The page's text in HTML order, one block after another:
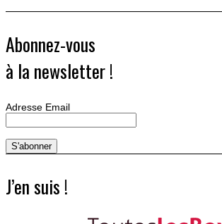
Abonnez-vous
à la newsletter !
Adresse Email
J’en suis !